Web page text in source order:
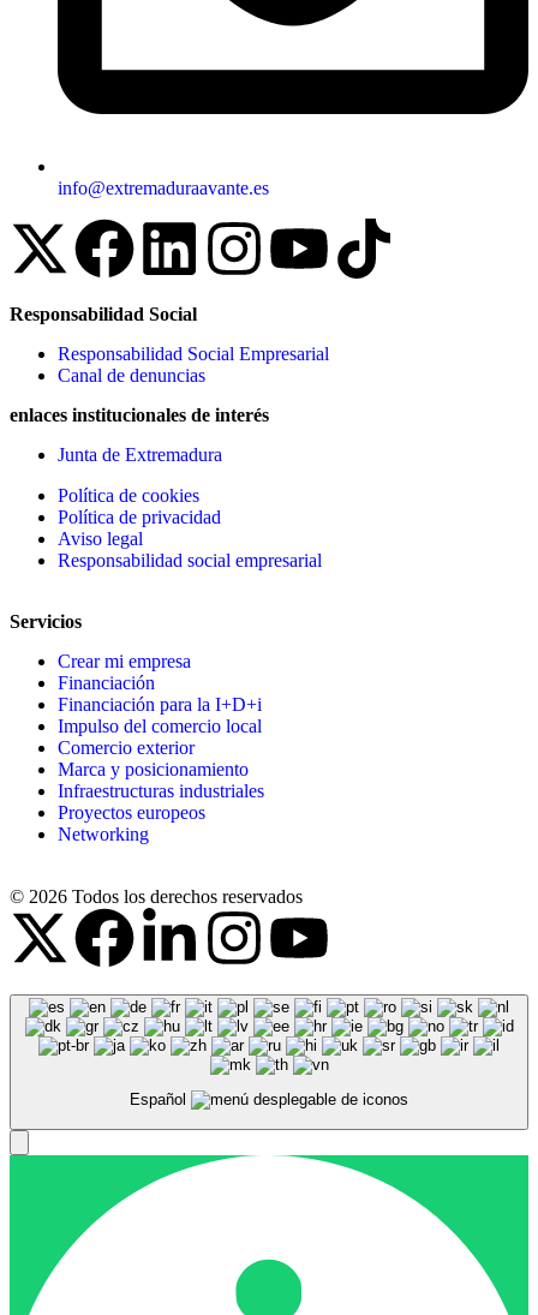
info@extremaduraavante.es
Responsabilidad Social
Responsabilidad Social Empresarial
Canal de denuncias
enlaces institucionales de interés
Junta de Extremadura
Política de cookies
Política de privacidad
Aviso legal
Responsabilidad social empresarial
Servicios
Crear mi empresa
Financiación
Financiación para la I+D+i
Impulso del comercio local
Comercio exterior
Marca y posicionamiento
Infraestructuras industriales
Proyectos europeos
Networking
© 2026 Todos los derechos reservados
Español